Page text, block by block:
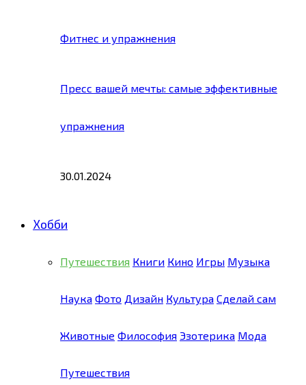
Фитнес и упражнения
Пресс вашей мечты: самые эффективные
упражнения
30.01.2024
Хобби
Путешествия Книги Кино Игры Музыка
Наука Фото Дизайн Культура Сделай сам
Животные Философия Эзотерика Мода
Путешествия